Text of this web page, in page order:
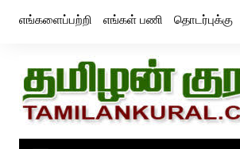
எங்களைப்பற்றி எங்கள் பணி தொடர்புக்கு